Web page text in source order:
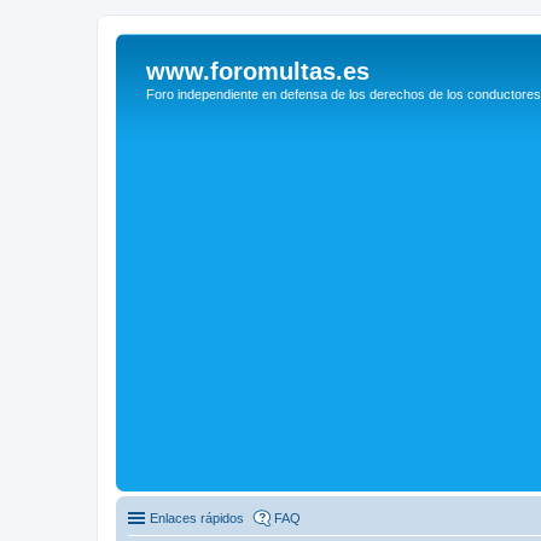
www.foromultas.es
Foro independiente en defensa de los derechos de los
Enlaces rápidos FAQ